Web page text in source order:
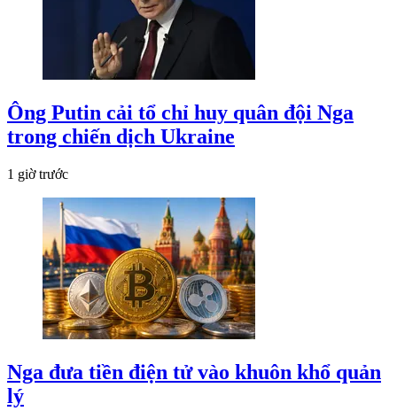
Ông Putin cải tổ chỉ huy quân đội Nga
trong chiến dịch Ukraine
1 giờ trước
Nga đưa tiền điện tử vào khuôn khổ quản
lý